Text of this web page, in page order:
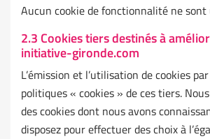
Aucun cookie de fonctionnalité ne
2.3 Cookies tiers destinés à
initiative-gironde.com
L’émission et l’utilisation de cookies
politiques « cookies » de ces tiers.
des cookies dont nous avons
disposez pour effectuer des choix à